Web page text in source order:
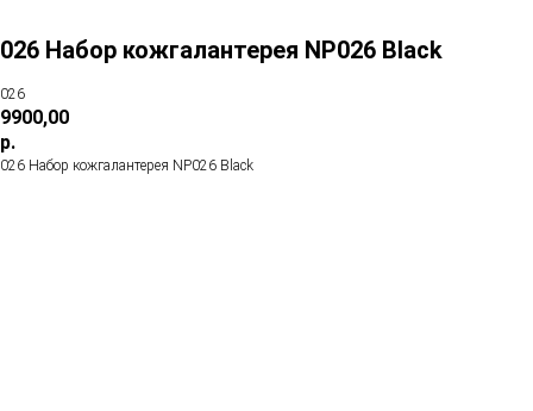
026 Набор кожгалантерея NP026 Black
026
9900,00
р.
026 Набор кожгалантерея NP026 Black